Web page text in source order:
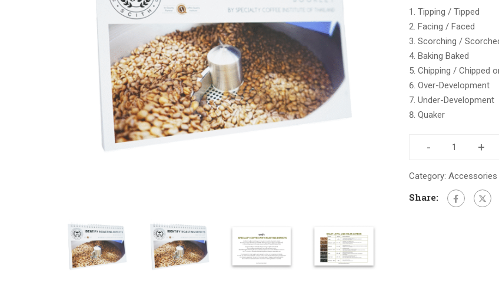
Tipping / Tipped
Facing / Faced
Scorching /
Baking Baked
Chipping / Chipped
Over-Development
Under-Development
Quaker
-
Identify
Booklet
+
Category: Accessories
Share: